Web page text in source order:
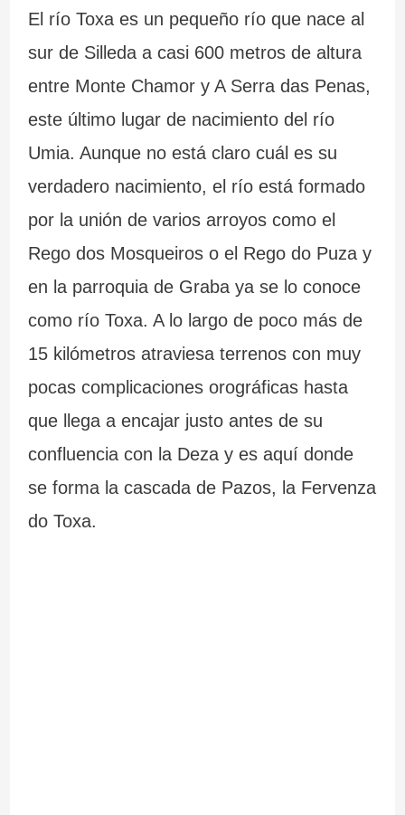
El río Toxa es un pequeño río que nace al
sur de Silleda a casi 600 metros de altura
entre Monte Chamor y A Serra das Penas,
este último lugar de nacimiento del río
Umia. Aunque no está claro cuál es su
verdadero nacimiento, el río está formado
por la unión de varios arroyos como el
Rego dos Mosqueiros o el Rego do Puza y
en la parroquia de Graba ya se lo conoce
como río Toxa. A lo largo de poco más de
15 kilómetros atraviesa terrenos con muy
pocas complicaciones orográficas hasta
que llega a encajar justo antes de su
confluencia con la Deza y es aquí donde
se forma la cascada de Pazos, la Fervenza
do Toxa.